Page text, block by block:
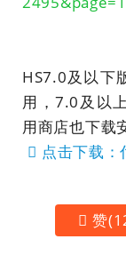
HS7.0及以下
用，7.0及以
用商店也下载
点击下载
赞(